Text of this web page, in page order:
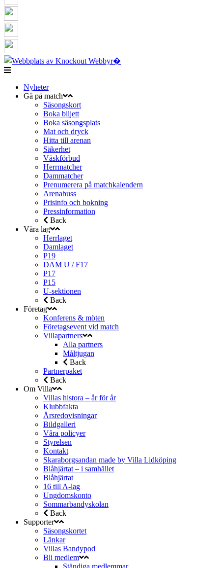
Nyheter
Gå på match
Säsongskort
Boka biljett
Boka säsongsplats
Mat och dryck
Hitta till arenan
Säkerhet
Väskförbud
Herrmatcher
Dammatcher
Prenumerera på matchkalendern
Arenabuss
Prisinfo och bokning
Pressinformation
Back
Våra lag
Herrlaget
Damlaget
P19
DAM U / F17
P17
P15
U-sektionen
Back
Företag
Konferens & möten
Företagsevent vid match
Villapartners
Alla partners
Måltjugan
Back
Partnerpaket
Back
Om Villa
Villas histora – år för år
Klubbfakta
Årsredovisningar
Bildgalleri
Våra policyer
Styrelsen
Kontakt
Skaraborgsandan made by Villa Lidköping
Blåhjärtat – i samhället
Blåhjärtat
16 till A-lag
Ungdomskonto
Sommarbandyskolan
Back
Supporter
Säsongskortet
Länkar
Villas Bandypod
Bli medlem
Ständiga medlemmar